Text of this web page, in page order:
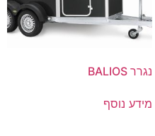
נגרר BALIOS
מידע נוסף